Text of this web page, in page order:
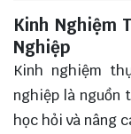
Kinh Nghiệm
Nghiệp
Kinh nghiệm
nghiệp là nguồn
học hỏi và nâng